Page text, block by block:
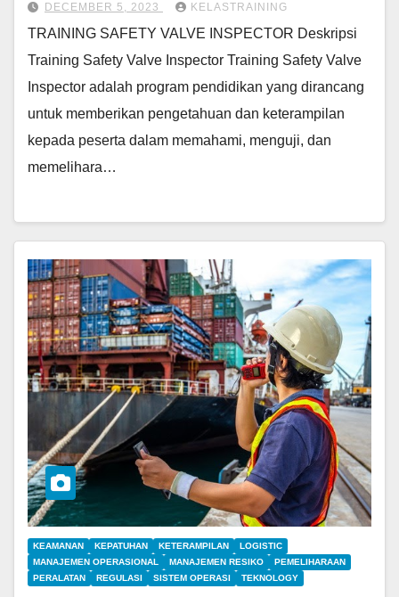
DECEMBER 5, 2023 KELASTRAINING
TRAINING SAFETY VALVE INSPECTOR Deskripsi
Training Safety Valve Inspector Training Safety Valve
Inspector adalah program pendidikan yang dirancang
untuk memberikan pengetahuan dan keterampilan
kepada peserta dalam memahami, menguji, dan
memelihara…
KEAMANAN KEPATUHAN KETERAMPILAN
LOGISTIC
MANAJEMEN OPERASIONAL
MANAJEMEN RESIKO
PEMELIHARAAN
PERALATAN
REGULASI SISTEM OPERASI TEKNOLOGY